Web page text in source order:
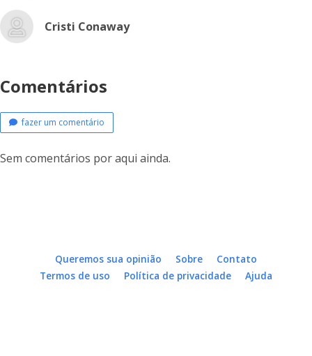
Cristi Conaway
Comentários
fazer um comentário
Sem comentários por aqui ainda.
Queremos sua opinião Sobre
Contato
Termos de uso
Política de privacidade Ajuda